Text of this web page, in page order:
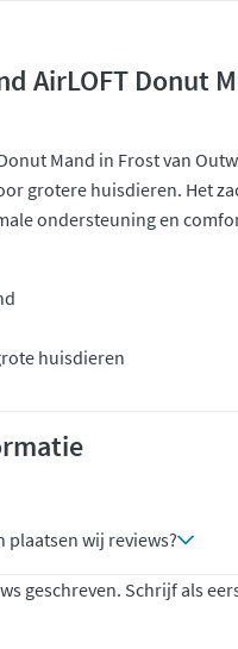
AirLOFT Donut
Mand in Frost van
grotere huisdieren. Het
ondersteuning en
huisdieren
plaatsen wij reviews?
geschreven. Schrijf als